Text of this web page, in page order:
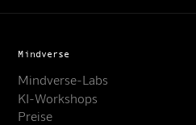
Mindverse
Mindverse-Labs
KI-Workshops
Preise